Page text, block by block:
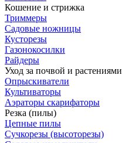
Кошение и стрижка
Триммеры
Садовые ножницы
Кусторезы
Газонокосилки
Райдеры
Уход за почвой и растениями
Опрыскиватели
Культиваторы
Аэраторы скарифаторы
Резка (пилы)
Цепные пилы
Сучкорезы (высоторезы)